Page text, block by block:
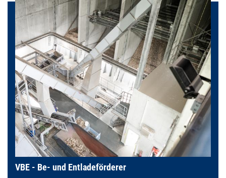
VBE - Be- und Entladeförderer